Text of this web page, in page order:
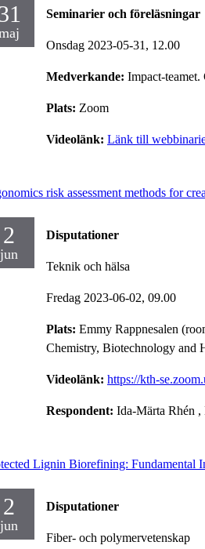
Seminarier och föreläsningar
Onsdag 2023-05-31, 12.00
Medverkande: Impact-
Plats: Zoom
Videolänk: Länk till
risk assessment methods for
2
jun
Disputationer
Teknik och hälsa
Fredag 2023-06-02, 09.00
Plats: Emmy Rappnesalen
Chemistry, Biotechnology and
Videolänk: https://kth-
Respondent: Ida-Märta Rhén ,
Lignin Biorefining: Fundamental
2
jun
Disputationer
Fiber- och polymervetenskap